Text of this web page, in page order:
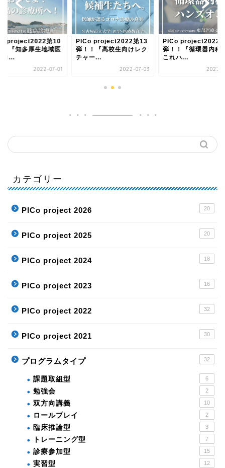
project2022第10
！『知多厚生地域医
ロ...
2022-07-01
PICo project2022第13
弾！！『高校生向けレク
チャー...
2022-07-03
PICo project2022
弾！！『循環器内科
これハ...
2022-
カテゴリー
PICo project 2026 20
PICo project 2025 20
PICo project 2024 18
PICo project 2023 16
PICo project 2022 32
PICo project 2021 30
プログラムタイプ 32
課題取組型 6
勉強会 2
双方向講義 10
ロールプレイ 2
臨床推論型 3
トレーニング型 7
診療参加型 15
実習型 12